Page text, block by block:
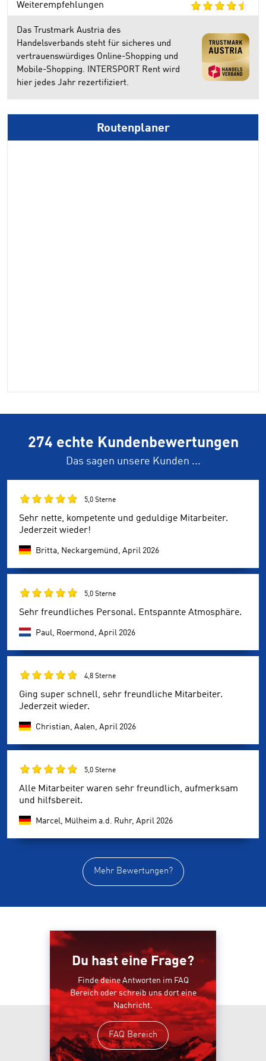
Weiterempfehlungen
Das Trustmark Austria des
Handelsverbands steht für sicheres und
vertrauenswürdiges Online-Shopping und
Mobile-Shopping. INTERSPORT Rent wird
hier jedes Jahr rezertifiziert.
Routenplaner
274 echte Kundenbewertungen
Das sagen unsere Kunden ...
5,0 Sterne
Sehr nette, kompetente und geduldige Mitarbeiter.
Jederzeit wieder!
Britta, Neckargemünd, April 2026
5,0 Sterne
Sehr freundliches Personal. Entspannte Atmosphäre.
Paul, Roermond, April 2026
4,8 Sterne
Ging super schnell, sehr freundliche Mitarbeiter.
Jederzeit wieder.
Christian, Aalen, April 2026
5,0 Sterne
Alle Mitarbeiter waren sehr freundlich, aufmerksam
und hilfsbereit.
Marcel, Mülheim a.d. Ruhr, April 2026
Mehr Bewertungen?
Du hast eine Frage?
Finde deine Antworten im FAQ
Bereich oder schreib uns dort eine
Nachricht.
FAQ Bereich